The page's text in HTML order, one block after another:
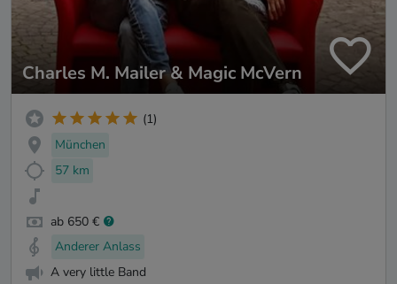
Charles M. Mailer & Magic McVern
(1)
München
57 km
ab 650 €
Anderer Anlass
A very little Band